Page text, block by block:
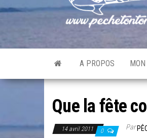
A PROPOS
Que la fête
14 avril 2011 0 Par